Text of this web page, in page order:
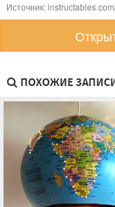
Источник:
ПОХОЖИЕ